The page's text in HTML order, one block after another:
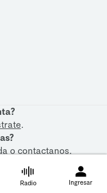
.
ocontactanos.
Radio Ingresar